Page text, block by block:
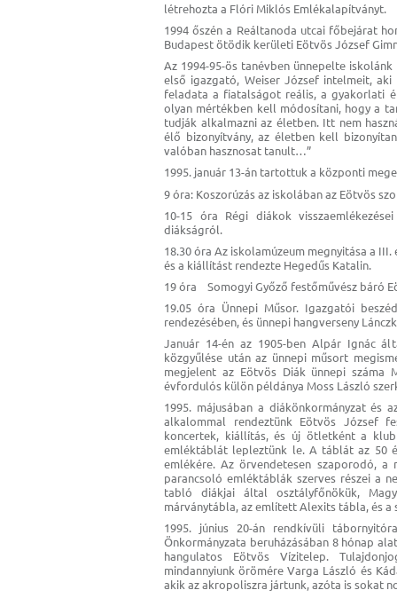
létrehozta a Flóri Miklós Emlékalapítványt.
1994 őszén a Reáltanoda utcai főbejárat
Budapest ötödik kerületi Eötvös József
Az 1994-95-ös tanévben ünnepelte
első igazgató, Weiser József intelmeit,
feladata a fiatalságot reális, a gyakorlati
olyan mértékben kell módosítani, hogy a
tudják alkalmazni az életben. Itt nem
élő bizonyítvány, az életben kell
valóban hasznosat tanult…”
1995. január 13-án tartottuk a központi
9 óra: Koszorúzás az iskolában az Eötvös
10-15 óra Régi diákok
diákságról.
18.30 óra Az iskolamúzeum megnyitása a
és a kiállítást rendezte Hegedűs Katalin.
19 óra Somogyi Győző festőművész báró
19.05 óra Ünnepi Műsor. Igazgatói
rendezésében, és ünnepi hangverseny
Január 14-én az 1905-ben Alpár Ignác
közgyűlése után az ünnepi műsort
megjelent az Eötvös Diák ünnepi száma
évfordulós külön példánya Moss László
1995. májusában a diákönkormányzat
alkalommal rendeztünk Eötvös József
koncertek, kiállítás, és új ötletként a
emléktáblát lepleztünk le. A táblát az 50
emlékére. Az örvendetesen szaporodó,
parancsoló emléktáblák szerves részei a
tabló diákjai által osztályfőnökük,
márványtábla, az említett Alexits tábla, és
1995. június 20-án rendkívüli
Önkormányzata beruházásában 8 hónap
hangulatos Eötvös Vízitelep.
mindannyiunk örömére Varga László és
akik az akropoliszra jártunk, azóta is sokat